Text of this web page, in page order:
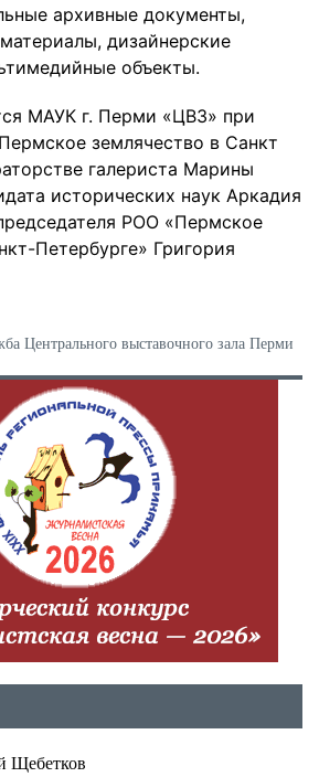
архивные документы,
дизайнерские
объекты.
МАУК г. Перми «ЦВЗ» при
землячество в Санкт
галериста Марины
исторических наук Аркадия
РОО «Пермское
Петербурге» Григория
Центрального выставочного зала Перми
Щебетков